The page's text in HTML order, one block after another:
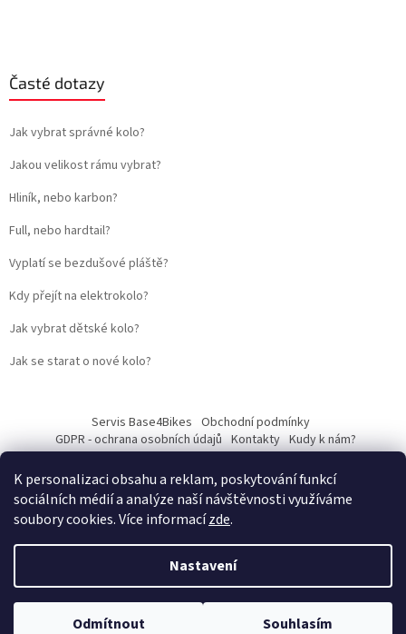
K personalizaci obsahu a reklam, poskytování funkcí
sociálních médií a analýze naší návštěvnosti využíváme
soubory cookies. Více informacízde.
Nastavení
Odmítnout Souhlasím
Časté dotazy
Jak vybrat správné kolo?
Jakou velikost rámu vybrat?
Hliník, nebo karbon?
Full, nebo hardtail?
Vyplatí se bezdušové pláště?
Kdy přejít na elektrokolo?
Jak vybrat dětské kolo?
Jak se starat o nové kolo?
Servis Base4Bikes Obchodní podmínky
GDPR - ochrana osobních údajů Kontakty Kudy k nám?
Vytvořil Shoptet
Martin Kostelka – prodbykosta
Copyright 2026Base4Bikes. Všechna práva vyhrazena.Upravit